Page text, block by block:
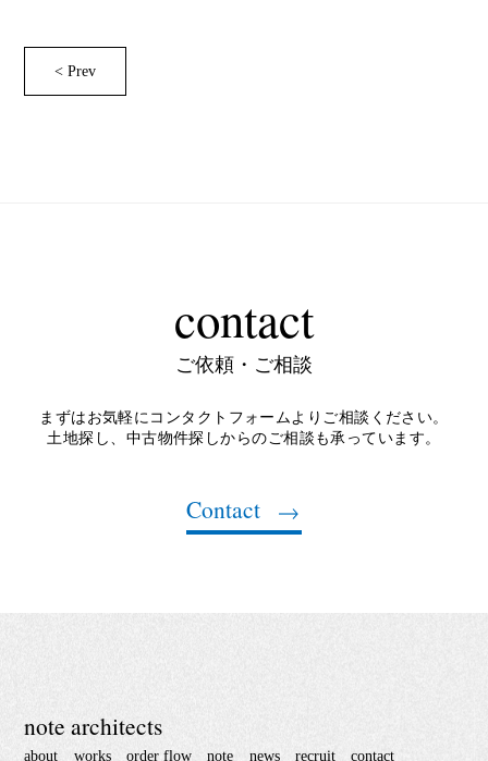
< Prev
contact
ご依頼・ご相談
まずはお気軽にコンタクトフォームよりご相談ください。
土地探し、中古物件探しからのご相談も承っています。
Contact
note architects
about works order flow note news recruit contact